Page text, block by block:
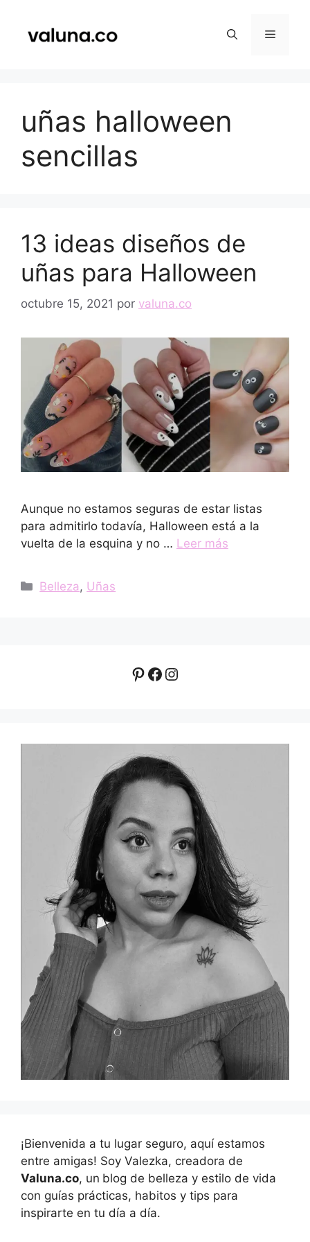
contenido
Menú
uñas halloween
sencillas
13 ideas diseños de
uñas para Halloween
octubre 15, 2021 por valuna.co
Aunque no estamos seguras de estar listas
para admitirlo todavía, Halloween está a la
vuelta de la esquina y no … Leer más
Categorías
Belleza , Uñas
Pinterest
Facebook
Instagram
¡Bienvenida a tu lugar seguro, aquí estamos
entre amigas! Soy Valezka, creadora de
Valuna.co, un blog de belleza y estilo de vida
con guías prácticas, habitos y tips para
inspirarte en tu día a día.